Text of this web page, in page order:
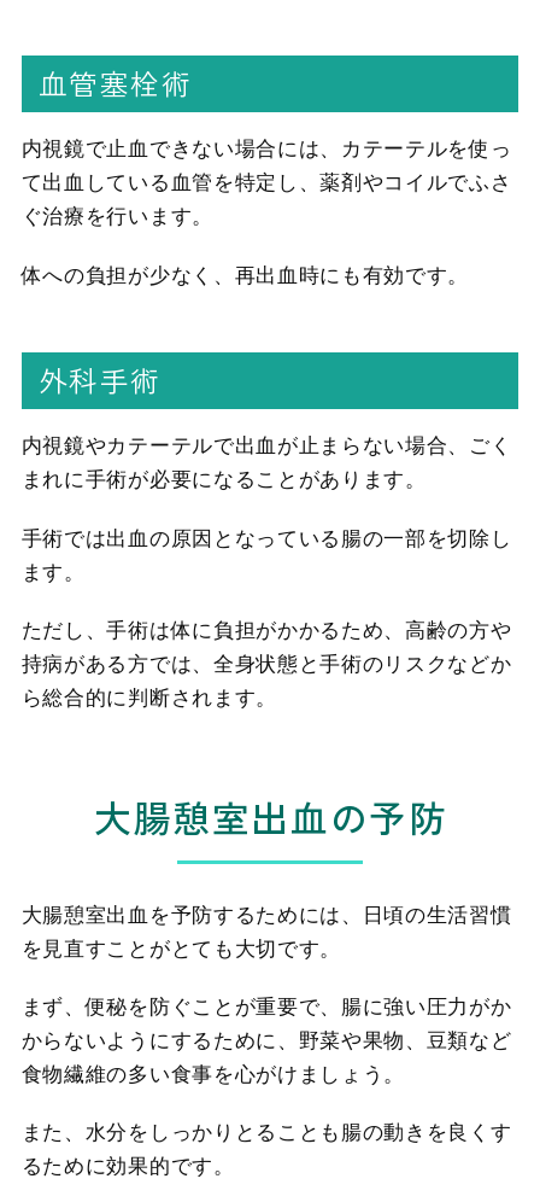
血管塞栓術
内視鏡で止血できない場合には、カテーテルを使っ
て出血している血管を特定し、薬剤やコイルでふさ
ぐ治療を行います。
体への負担が少なく、再出血時にも有効です。
外科手術
内視鏡やカテーテルで出血が止まらない場合、ごく
まれに手術が必要になることがあります。
手術では出血の原因となっている腸の一部を切除し
ます。
ただし、手術は体に負担がかかるため、高齢の方や
持病がある方では、全身状態と手術のリスクなどか
ら総合的に判断されます。
大腸憩室出血の予防
大腸憩室出血を予防するためには、日頃の生活習慣
を見直すことがとても大切です。
まず、便秘を防ぐことが重要で、腸に強い圧力がか
からないようにするために、野菜や果物、豆類など
食物繊維の多い食事を心がけましょう。
また、水分をしっかりとることも腸の動きを良くす
るために効果的です。